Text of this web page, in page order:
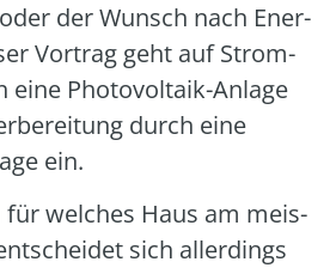
der Wunsch nach Ener­
Vor­trag geht auf Strom­
eine Pho­to­vol­ta­ik-Anla­ge
durch eine
ein.
für wel­ches Haus am meis­
sich aller­dings